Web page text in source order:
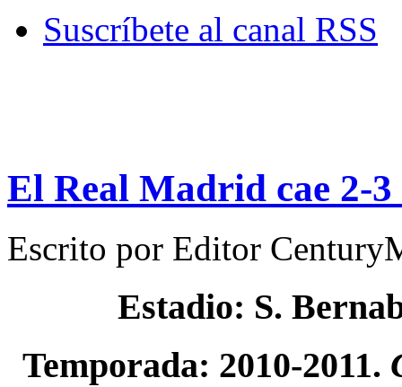
Suscríbete al canal RSS
El Real Madrid cae 2-
Escrito por Editor
Estadio: S.
Temporada: 2010-2011.